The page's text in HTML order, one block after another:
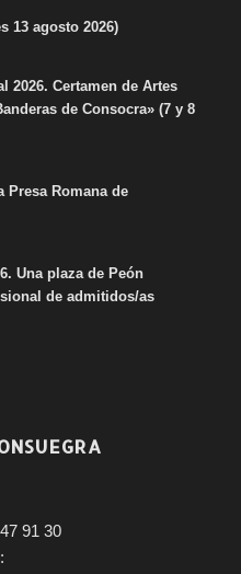
13 agosto 2026)
2026. Certamen de Artes
de Consocra» (7 y 8
Presa Romana de
Una plaza de Peón
de admitidos/as
91 30